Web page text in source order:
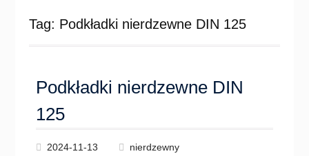
Tag: Podkładki nierdzewne DIN 125
Podkładki nierdzewne DIN
125
2024-11-13 nierdzewny